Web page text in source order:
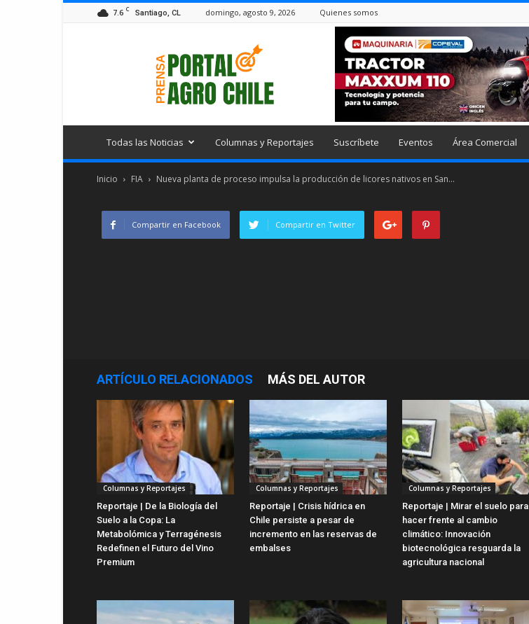
7.6 C Santiago, CL domingo, agosto 9, 2026 Quienes somos
Todas las Noticias Columnas y Reportajes Suscríbete Eventos Área Comercial
Inicio FIA Nueva planta de proceso impulsa la producción de licores nativos en San...
Compartir en Facebook Compartir en Twitter
ARTÍCULO RELACIONADOS MÁS DEL AUTOR
Columnas y Reportajes
Reportaje | De la Biología del
Suelo a la Copa: La
Metabolómica y Terragénesis
Redefinen el Futuro del Vino
Premium
Columnas y Reportajes
Reportaje | Crisis hídrica en
Chile persiste a pesar de
incremento en las reservas de
embalses
Columnas y Reportajes
Reportaje | Mirar el suelo para
hacer frente al cambio
climático: Innovación
biotecnológica resguarda la
agricultura nacional